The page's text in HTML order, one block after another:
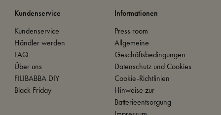
Kundenservice
Kundenservice
Händler werden
FAQ
Über uns
FILIBABBA DIY
Black Friday
Informationen
Press room
Allgemeine
Geschäftsbedingungen
Datenschutz und Cookies
Cookie-Richtlinien
Hinweise zur
Batterieentsorgung